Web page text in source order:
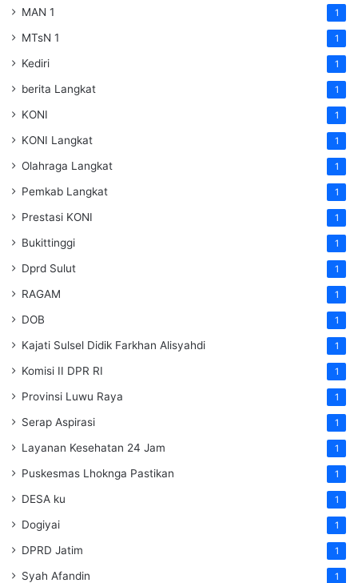
MAN 1 1
MTsN 1 1
Kediri 1
berita Langkat 1
KONI 1
KONI Langkat 1
Olahraga Langkat 1
Pemkab Langkat 1
Prestasi KONI 1
Bukittinggi 1
Dprd Sulut 1
RAGAM 1
DOB 1
Kajati Sulsel Didik Farkhan Alisyahdi 1
Komisi II DPR RI 1
Provinsi Luwu Raya 1
Serap Aspirasi 1
Layanan Kesehatan 24 Jam 1
Puskesmas Lhoknga Pastikan 1
DESA ku 1
Dogiyai 1
DPRD Jatim 1
Syah Afandin 1